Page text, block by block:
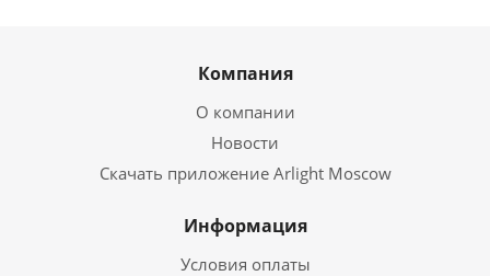
Компания
О компании
Новости
Скачать приложение Arlight Moscow
Информация
Условия оплаты